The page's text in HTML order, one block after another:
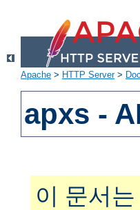
Apache > HTTP Server>
apxs -
이 문서